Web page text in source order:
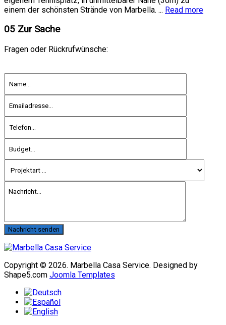
einem der schönsten Strände von Marbella. ... Read more
05 Zur Sache
Fragen oder Rückrufwünsche:
Nachricht senden
Copyright © 2026. Marbella Casa Service. Designed by
Shape5.com Joomla Templates